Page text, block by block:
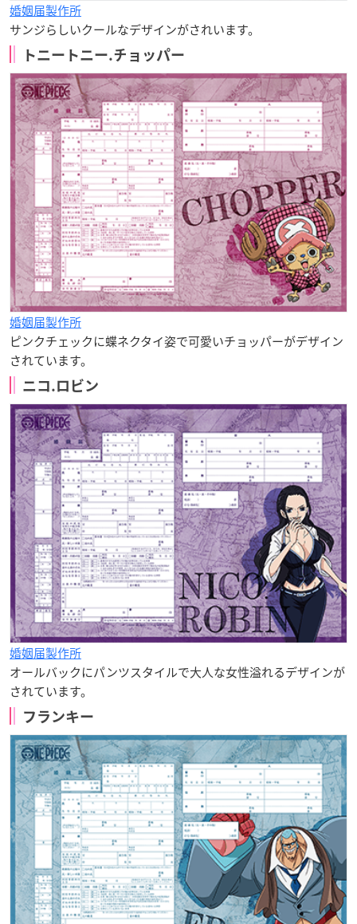
婚姻届製作所
サンジらしいクールなデザインがされいます。
トニートニー.チョッパー
婚姻届製作所
ピンクチェックに蝶ネクタイ姿で可愛いチョッパーがデザイン
されています。
ニコ.ロビン
婚姻届製作所
オールバックにパンツスタイルで大人な女性溢れるデザインが
されています。
フランキー